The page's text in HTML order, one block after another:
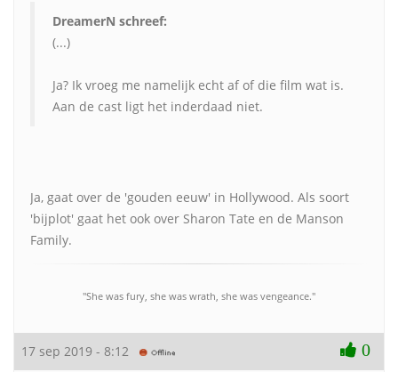
DreamerN schreef:
(...)
Ja? Ik vroeg me namelijk echt af of die film wat is.
Aan de cast ligt het inderdaad niet.
Ja, gaat over de 'gouden eeuw' in Hollywood. Als soort
'bijplot' gaat het ook over Sharon Tate en de Manson
Family.
"She was fury, she was wrath, she was vengeance."
17 sep 2019 - 8:12 0